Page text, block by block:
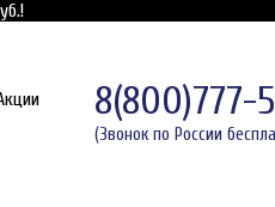
8(800)777-
(Звонок по России